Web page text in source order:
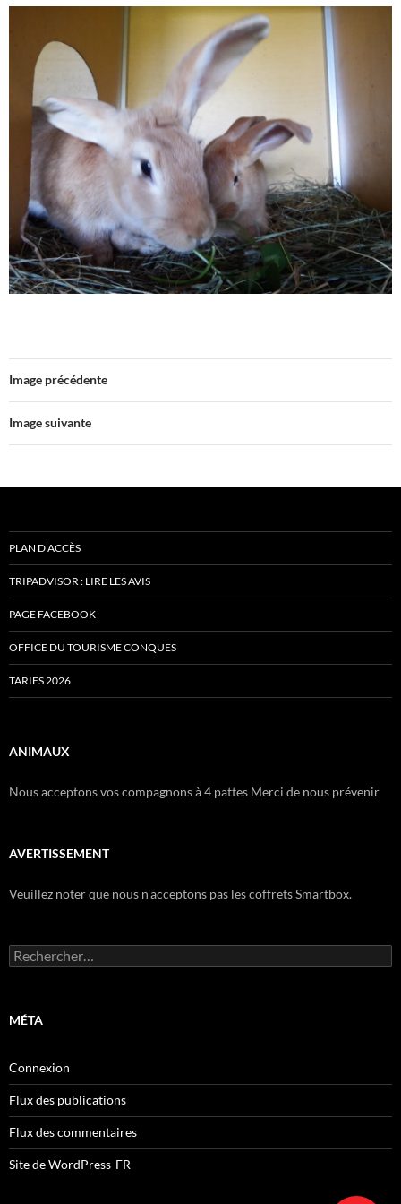
Image précédente
Image suivante
PLAN D’ACCÈS
TRIPADVISOR : LIRE LES AVIS
PAGE FACEBOOK
OFFICE DU TOURISME CONQUES
TARIFS 2026
ANIMAUX
Nous acceptons vos compagnons à 4 pattes Merci de nous prévenir
AVERTISSEMENT
Veuillez noter que nous n'acceptons pas les coffrets Smartbox.
Rechercher :
MÉTA
Connexion
Flux des publications
Flux des commentaires
Site de WordPress-FR